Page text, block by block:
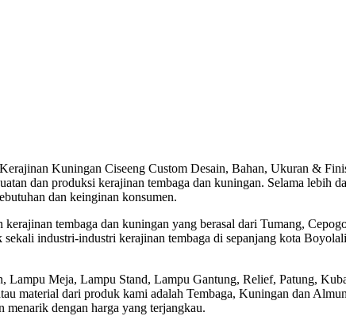
Kuningan Ciseeng Custom Desain, Bahan, Ukuran &
dan produksi kerajinan tembaga dan kuningan. Selama lebih
dan keinginan konsumen.
tembaga dan kuningan yang berasal dari Tumang,
industri-industri kerajinan tembaga di sepanjang kota
Meja, Lampu Stand, Lampu Gantung, Relief, Patung,
material dari produk kami adalah Tembaga, Kuningan dan
menarik dengan harga yang terjangkau.